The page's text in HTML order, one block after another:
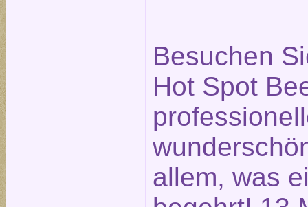
Besuchen
Hot Spot
allem, was